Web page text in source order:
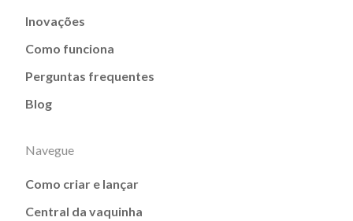
Inovações
Como funciona
Perguntas frequentes
Blog
Navegue
Como criar e lançar
Central da vaquinha